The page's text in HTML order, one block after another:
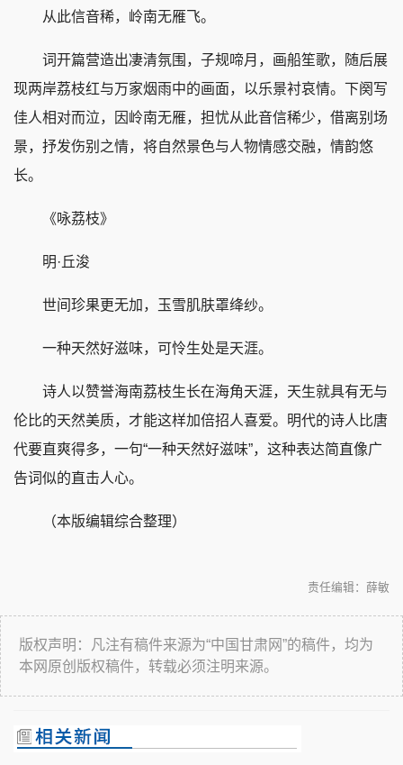
从此信音稀，岭南无雁飞。
词开篇营造出凄清氛围，子规啼月，画船笙歌，随后展
现两岸荔枝红与万家烟雨中的画面，以乐景衬哀情。下阕写
佳人相对而泣，因岭南无雁，担忧从此音信稀少，借离别场
景，抒发伤别之情，将自然景色与人物情感交融，情韵悠
长。
《咏荔枝》
明·丘浚
世间珍果更无加，玉雪肌肤罩绛纱。
一种天然好滋味，可怜生处是天涯。
诗人以赞誉海南荔枝生长在海角天涯，天生就具有无与
伦比的天然美质，才能这样加倍招人喜爱。明代的诗人比唐
代要直爽得多，一句“一种天然好滋味”，这种表达简直像广
告词似的直击人心。
（本版编辑综合整理）
责任编辑：薛敏
版权声明：凡注有稿件来源为“中国甘肃网”的稿件，均为
本网原创版权稿件，转载必须注明来源。